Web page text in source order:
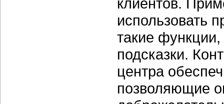
использовать
такие
подсказки.
центра
позволяющие